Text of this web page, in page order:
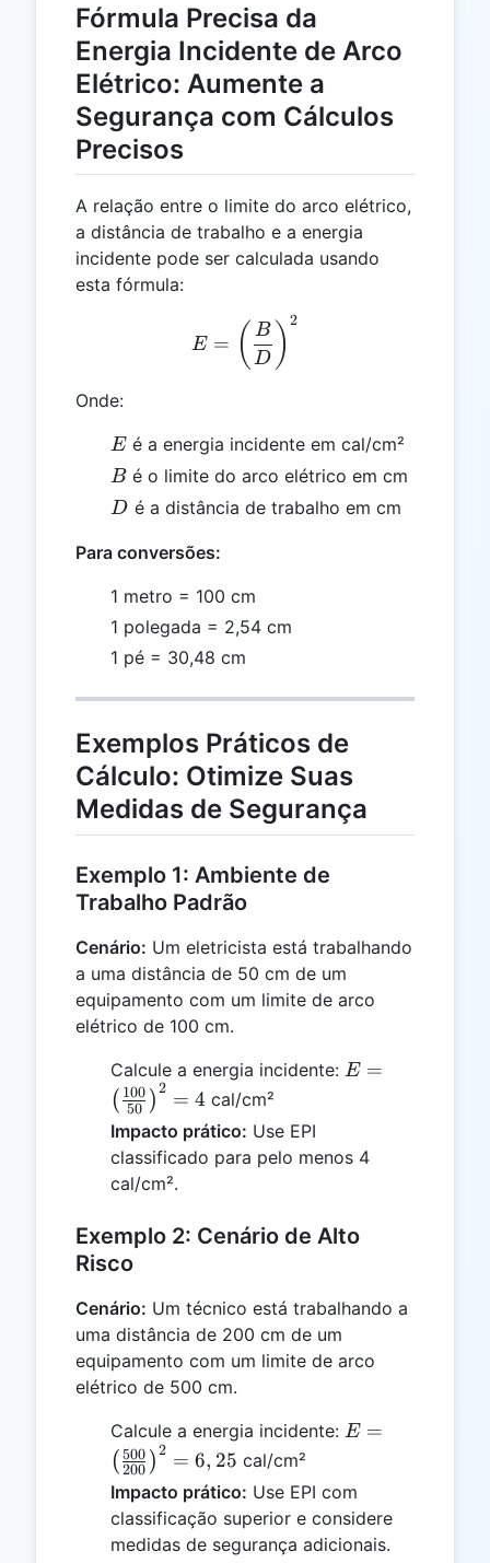
Fórmula Precisa da
Energia Incidente de Arco
Elétrico: Aumente a
Segurança com Cálculos
Precisos
A relação entre o limite do arco elétrico,
a distância de trabalho e a energia
incidente pode ser calculada usando
esta fórmula:
E =
E = ( D
B ) 2
Onde:
E
E é a energia incidente em cal/cm²
B
Bé o limite do arco elétrico em cm
D
D é a distância de trabalho em cm
Para conversões:
1 metro = 100 cm
1 polegada = 2,54 cm
1 pé = 30,48 cm
Exemplos Práticos de
Cálculo: Otimize Suas
Medidas de Segurança
Exemplo 1: Ambiente de
Trabalho Padrão
Cenário: Um eletricista está trabalhando
a uma distância de 50 cm de um
equipamento com um limite de arco
elétrico de 100 cm.
Calcule a energia incidente: E =
E =
( 50
100 )2 = 4 cal/cm²
Impacto prático: Use EPI
classificado para pelo menos 4
cal/cm².
Exemplo 2: Cenário de Alto
Risco
Cenário: Um técnico está trabalhando a
uma distância de 200 cm de um
equipamento com um limite de arco
elétrico de 500 cm.
Calcule a energia incidente: E =
= 6,25
E =
( 200
500 )2 = 6, 25 cal/cm²
Impacto prático: Use EPI com
classificação superior e considere
medidas de segurança adicionais.